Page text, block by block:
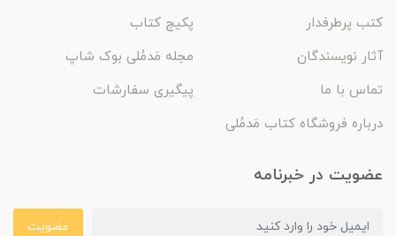
کتب پرطرفدار
پکیج کتاب
آثار نویسندگان
مجله مَدمُلی بوک شاپ
تماس با ما
پیگیری سفارشات
درباره فروشگاه کتاب مَدمُلی
عضویت در خبرنامه
عضویت